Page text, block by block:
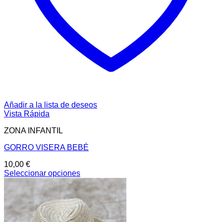
Añadir a la lista de deseos
Vista Rápida
ZONA INFANTIL
GORRO VISERA BEBÉ
10,00 €
Seleccionar opciones
Este
múltiples
variantes.